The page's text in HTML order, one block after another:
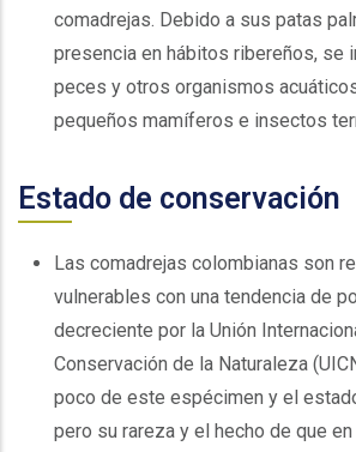
comadrejas. Debido a sus patas
presencia en hábitos ribereños, se
peces y otros organismos
pequeños mamíferos e insectos
Estado de conservación
Las comadrejas colombianas son
vulnerables con una tendencia de
decreciente por la Unión
Conservación de la Naturaleza
poco de este espécimen y el
pero su rareza y el hecho de que